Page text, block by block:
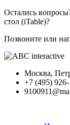
Остались
стол (iTable)?
Позвоните или
Москва,
+7 (495)